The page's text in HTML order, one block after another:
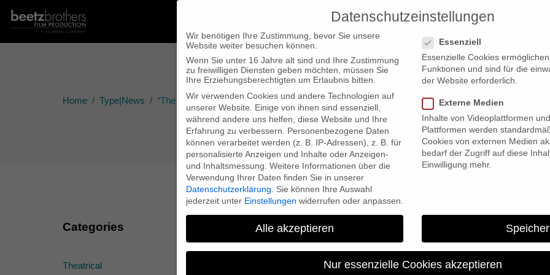
PRODUCTIONS
Home Type|News “The Medici Files”: start of re-enactment filming in Italy
“The Medici Files”: start of
Italy
Categories
Theatrical
Datenschutzeinstellungen
Wir benötigen Ihre Zustimmung, bevor Sie unsere
Website weiter besuchen können.
Wenn Sie unter 16 Jahre alt sind und Ihre Zustimmung
zu freiwilligen Diensten geben möchten, müssen Sie
Ihre Erziehungsberechtigten um Erlaubnis bitten.
Wir verwenden Cookies und andere Technologien auf
unserer Website. Einige von ihnen sind essenziell,
während andere uns helfen, diese Website und Ihre
Erfahrung zu verbessern.
Personenbezogene Daten
können verarbeitet werden (z. B. IP-Adressen), z. B. für
personalisierte Anzeigen und Inhalte oder Anzeigen-
und Inhaltsmessung. Weitere Informationen über die
Verwendung Ihrer Daten finden Sie in unserer
Datenschutzerklärung
Sie können Ihre Auswahl
jederzeit unter Einstellungen widerrufen oder anpassen.
Essenziell
Essenzielle Cookies
Funktionen und sind für die
der Website erforderlich.
Externe Medien
Inhalte von Videoplattformen
Plattformen werden
Cookies von externen Medien
bedarf der Zugriff auf diese
Einwilligung mehr.
Alle akzeptieren
Nur essenzielle Cookies akzeptieren